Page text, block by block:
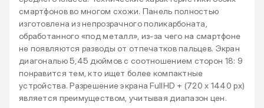
смартфонов во многом схожи. Панель полностью
изготовлена из непрозрачного поликарбоната,
обработанного «под металл», из-за чего на смартфоне
не появляются разводы от отпечатков пальцев. Экран
диагональю 5,45 дюймов с соотношением сторон 18: 9
понравится тем, кто ищет более компактные
устройства. Разрешение экрана FullHD + (720 x 1440 px)
является преимуществом, учитывая диапазон цен.